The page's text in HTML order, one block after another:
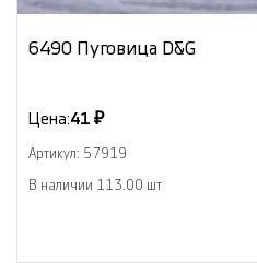
6490 Пуговица D&G
Цена:41 ₽
Артикул: 57919
В наличии 113.00 шт